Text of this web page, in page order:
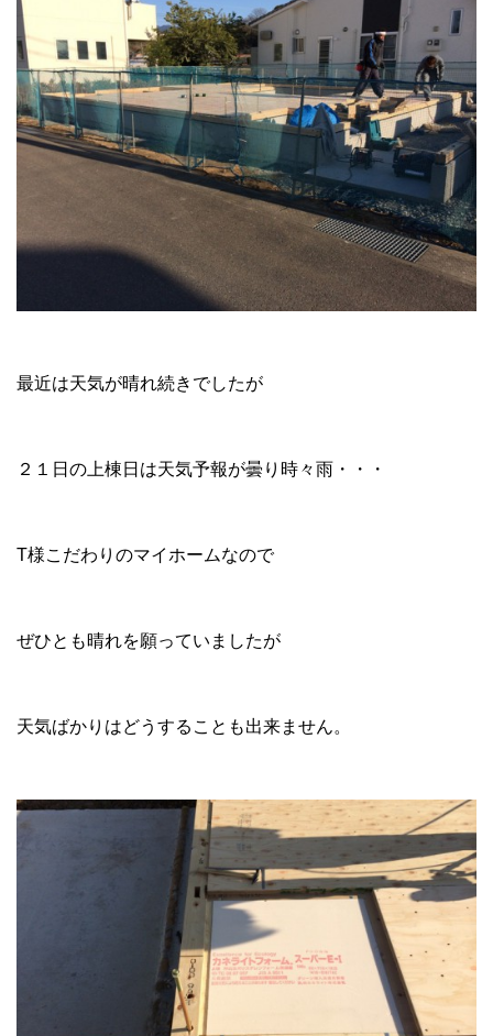
最近は天気が晴れ続きでしたが
２１日の上棟日は天気予報が曇り時々雨・・・
T様こだわりのマイホームなので
ぜひとも晴れを願っていましたが
天気ばかりはどうすることも出来ません。